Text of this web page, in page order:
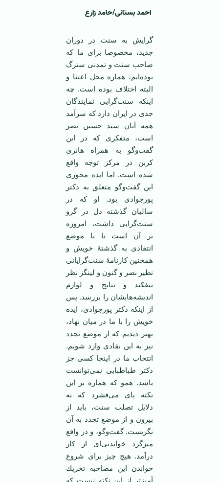
احمد بستانی/حامد زارع
گرایش به سنت در دوران
جدید، مخصوصا برای ما كه
صاحب سنت و تمدنی سترگ
بوده‌ایم، هماره محل اعتنا و
البته اختلاف بوده است. چه
اینكه سنت‌گرایی نمایندگان
جدی در ایران دارد كه سرآمد
همه آنان سید حسین نصر
است، متفكری كه در این
گفت‌وگو به همراه‌ هانری
كربن در مركز توجه واقع
شده است. اما ایده محوری
این گفت‌وگو متعلق به دكتر
پورجوادی بود. او كه در
سالیان گذشته دل در گرو
سنت‌گرایی داشت، امروزه
بر آن است تا با موضع
انتقادی به گذشتۀ خویش و
همچنین كارنامۀ سنت‌گرایانی
نظیر نصر و گنون و لینگز نظر
بیفكند و نتایج و لوازم
اندیشه‌هایشان را بررسد. پس
از اینكه دكتر پورجوادی، ایده
خویش را با ما در میان نهاد،
بهتر دیدیم كه از موضع تجدد
نیز به این نقادی وارد شویم.
انتخاب ما در اینجا كسی جز
دكتر طباطبایی نمی‌توانست
باشد. همو كه هماره بر این
نكته پای می‌فشرد كه به
دلایل تصلب سنت، باید از
بیرون و از موضع تجدد به آن
نگریست. گفت‌وگو، و در واقع
میزگرد خواندنی‌ای از كار
درآمد. هیچ چیز برای شروع
خواندن این مصاحبه تحریك